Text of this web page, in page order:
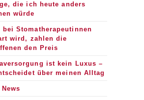
die ich heute anders
würde
bei Stomatherapeutinnen
wird, zahlen die
den Preis
ist kein Luxus –
über meinen Alltag